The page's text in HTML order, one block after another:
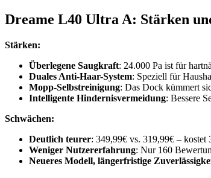
Dreame L40 Ultra A: Stärken
Stärken:
Überlegene Saugkraft: 24.000 Pa ist für
Duales Anti-Haar-System: Speziell für
Mopp-Selbstreinigung: Das Dock kümmert
Intelligente Hindernisvermeidung: Bessere
Schwächen:
Deutlich teurer: 349,99€ vs. 319,99€ – kostet
Weniger Nutzererfahrung: Nur 160
Neueres Modell, längerfristige